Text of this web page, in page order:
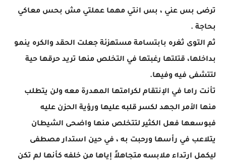
ترضى بس عني ، بس انتي مهما عملتي مش بحس معاكي
بحاجة .
ثم التوى ثغره بابتسامة مستهزئة جعلت الحقد والكره ينمو
بداخلها، قتلتها رغبتها في التخلص منها تريد حرقها حية
لتتشفى فيه وفيها.
تأنت راما في الإنتقام لكرامتها المهدرة معه ولن يتطلب
منها الأمر الجهد لكسر قلبه عليها ورؤية الحزن عليه
فبوسعها فعل الكثير لتتخلص منها واضحى الشيطان
يتلاعب في رأسها ورحبت به ، في حين استدار مصطفى
ليكمل ارتداء ملابسه متجاهلاً إياها من خلفه كأنها لم تكن